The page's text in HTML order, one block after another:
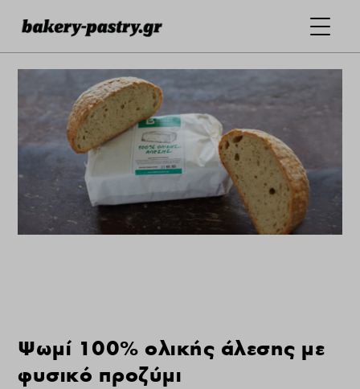
Ψωμί 100% ολικής άλεσης με
φυσικό προζύμι